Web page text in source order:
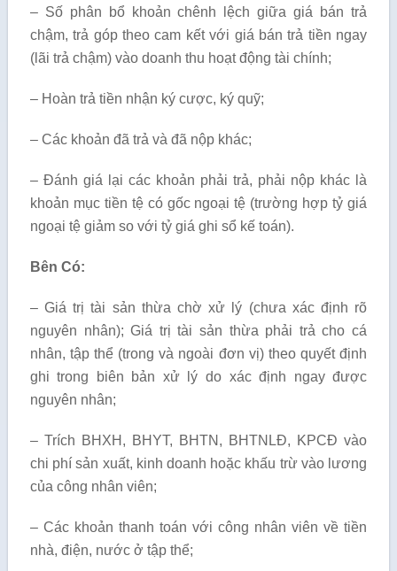
– Số phân bổ khoản chênh lệch giữa giá bán trả
chậm, trả góp theo cam kết với giá bán trả tiền ngay
(lãi trả chậm) vào doanh thu hoạt động tài chính;
– Hoàn trả tiền nhận ký cược, ký quỹ;
– Các khoản đã trả và đã nộp khác;
– Đánh giá lại các khoản phải trả, phải nộp khác là
khoản mục tiền tệ có gốc ngoại tệ (trường hợp tỷ giá
ngoại tệ giảm so với tỷ giá ghi sổ kế toán).
Bên Có:
– Giá trị tài sản thừa chờ xử lý (chưa xác định rõ
nguyên nhân); Giá trị tài sản thừa phải trả cho cá
nhân, tập thể (trong và ngoài đơn vị) theo quyết định
ghi trong biên bản xử lý do xác định ngay được
nguyên nhân;
– Trích BHXH, BHYT, BHTN, BHTNLĐ, KPCĐ vào
chi phí sản xuất, kinh doanh hoặc khấu trừ vào lương
của công nhân viên;
– Các khoản thanh toán với công nhân viên về tiền
nhà, điện, nước ở tập thể;